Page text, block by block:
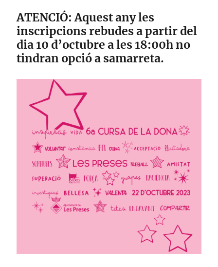
ATENCIÓ: Aquest any les
inscripcions rebudes a partir del
dia 10 d’octubre a les 18:00h no
tindran opció a samarreta.